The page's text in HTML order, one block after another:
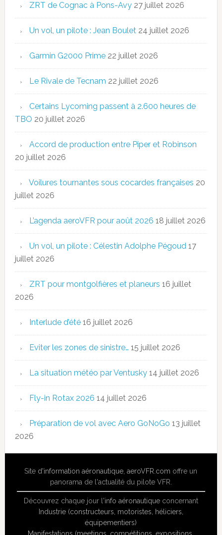
ZRT de Cognac à Pons-Avy 27 juillet 2026
Un vol, un pilote : Jean Boulet 24 juillet 2026
Garmin G2000 Prime 22 juillet 2026
Le Rivale de Tecnam 22 juillet 2026
Certains Lycoming passent à 2.600 heures de
TBO 20 juillet 2026
Accord de production entre Piper et Robinson
20 juillet 2026
Voilures tournantes sous cocardes françaises 20
juillet 2026
L’agenda aeroVFR pour août 2026 18 juillet 2026
Un vol, un pilote : Célestin Adolphe Pégoud 17
juillet 2026
ZRT pour montgolfières et planeurs 16 juillet
2026
Interlude d’été 16 juillet 2026
Eviter les zones de sinistre… 15 juillet 2026
La situation météo par Ventusky 14 juillet 2026
Fly-in Rotax 2026 14 juillet 2026
Préparation de vol avec Aero GoNoGo 13 juillet
2026
Site d'information aéronautique,aeroVFR.com offre un
panorama de l'actualité du pilote VFR.
Découvrez chaque jour l'info aéronautiqueconcernant
Industrie (constructeurs, motoristes, héliciers,
équipementiers)